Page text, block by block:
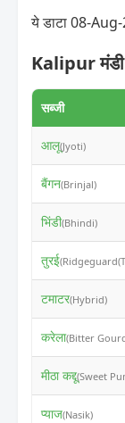
ये डाटा 08-
Kalipur मंडी
सब्जी
आलू(Jyoti)
बैंगन(Brinjal)
भिंडी(Bhindi)
तुरई
टमाटर(Hybrid)
करेला(Bitter
मीठा कद्दू(Sweet
प्याज(Nasik)